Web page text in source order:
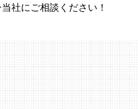
社にご相談ください！